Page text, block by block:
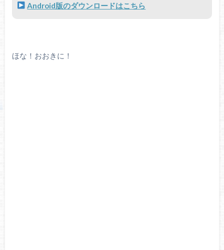
Android版のダウンロードはこちら
ほな！おおきに！